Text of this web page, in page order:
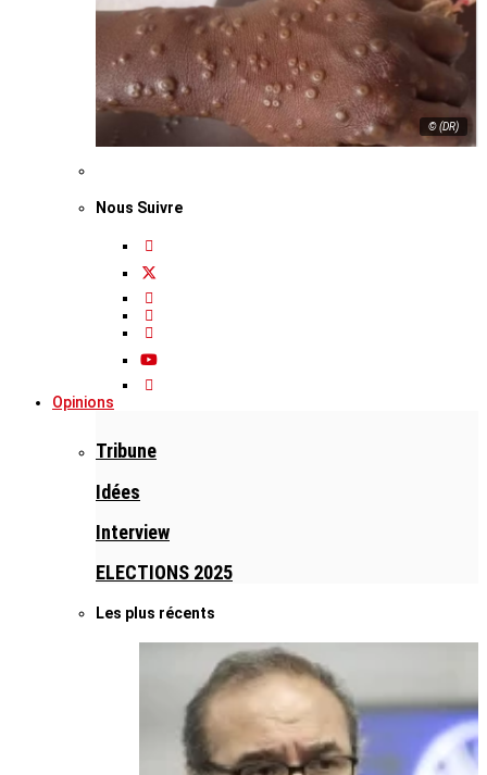
© (DR)
Nous Suivre
Opinions
Tribune
Idées
Interview
ELECTIONS 2025
Les plus récents